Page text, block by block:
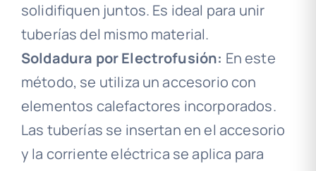
solidifiquen juntos. Es ideal para unir
tuberías del mismo material.
Soldadura por Electrofusión: En este
método, se utiliza un accesorio con
elementos calefactores incorporados.
Las tuberías se insertan en el accesorio
y la corriente eléctrica se aplica para